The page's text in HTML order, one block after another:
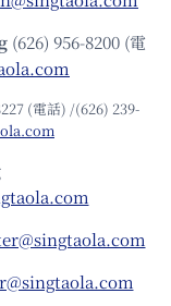
(626) 956-8200 (電
(電話) /(626) 239-